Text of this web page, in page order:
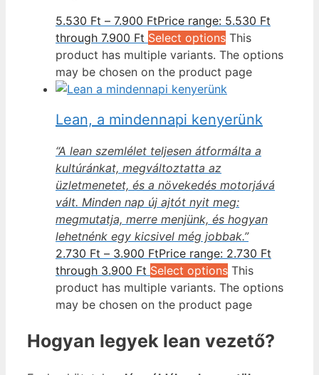
5.530 Ft – 7.900 FtPrice range: 5.530 Ft
through 7.900 Ft Select options This
product has multiple variants. The options
may be chosen on the product page
Lean, a mindennapi kenyerünk
“A lean szemlélet teljesen átformálta a
kultúránkat, megváltoztatta az
üzletmenetet, és a növekedés motorjává
vált. Minden nap új ajtót nyit meg:
megmutatja, merre menjünk, és hogyan
lehetnénk egy kicsivel még jobbak.”
2.730 Ft – 3.900 FtPrice range: 2.730 Ft
through 3.900 Ft Select options This
product has multiple variants. The options
may be chosen on the product page
Hogyan legyek lean vezető?